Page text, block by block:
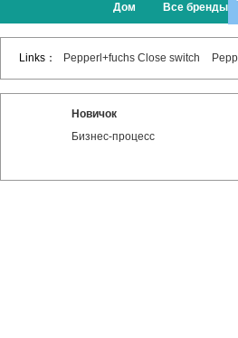
Дом Все бренды
Links： Pepperl+fuchs Close switch
Новичок
Бизнес-процесс